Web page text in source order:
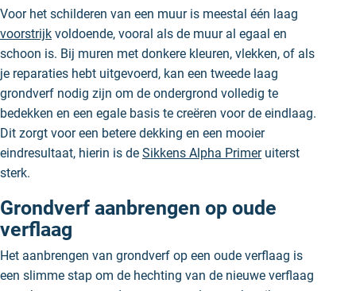
Voor het schilderen van een muur is meestal één laag
voorstrijk voldoende, vooral als de muur al egaal en
schoon is. Bij muren met donkere kleuren, vlekken, of als
je reparaties hebt uitgevoerd, kan een tweede laag
grondverf nodig zijn om de ondergrond volledig te
bedekken en een egale basis te creëren voor de eindlaag.
Dit zorgt voor een betere dekking en een mooier
eindresultaat, hierin is de Sikkens Alpha Primeruiterst
sterk.
Grondverf aanbrengen op oude
verflaag
Het aanbrengen van grondverf op een oude verflaag is
een slimme stap om de hechting van de nieuwe verflaag